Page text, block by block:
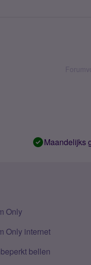
Maandelijks
Only
Only internet
bellen